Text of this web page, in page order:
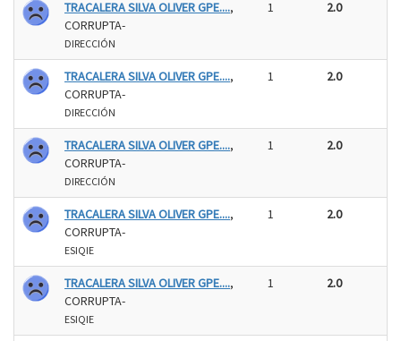
TRACALERA SILVA OLIVER GPE....,
CORRUPTA-
DIRECCIÓN
1 2.0
TRACALERA SILVA OLIVER GPE....,
CORRUPTA-
DIRECCIÓN
1 2.0
TRACALERA SILVA OLIVER GPE....,
CORRUPTA-
DIRECCIÓN
1 2.0
TRACALERA SILVA OLIVER GPE....,
CORRUPTA-
ESIQIE
1 2.0
TRACALERA SILVA OLIVER GPE....,
CORRUPTA-
ESIQIE
1 2.0